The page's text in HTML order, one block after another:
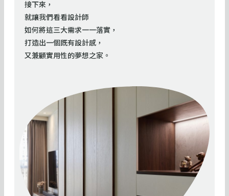
接下來，
就讓我們看看設計師
如何將這三大需求一一落實，
打造出一個既有設計感，
又兼顧實用性的夢想之家。